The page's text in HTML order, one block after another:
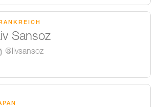
Sansoz
@livsansoz